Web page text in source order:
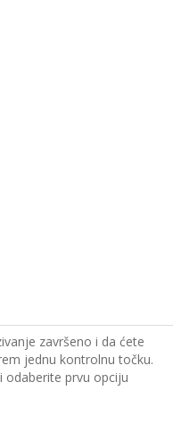
završeno i da ćete
jednu kontrolnu točku.
odaberite prvu opciju